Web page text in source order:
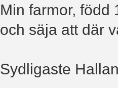
Min farmor,
och säja att där
Sydligaste